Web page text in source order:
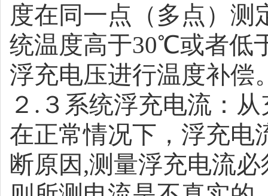
度在同一点（多点）测
统温度高于30℃或者低
浮充电压进行温度补偿
２ . ３系统浮充电流：
在正常情况下，浮充电
断原因,测量浮充电流